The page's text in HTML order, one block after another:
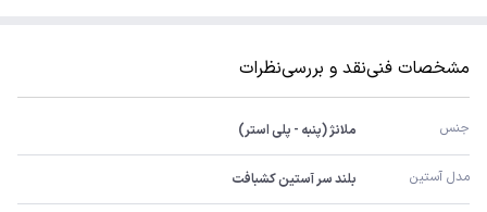
مشخصات فنینقد و بررسینظرات
جنس ملانژ (پنبه - پلی استر)
مدل آستین بلند سر آستین کشبافت